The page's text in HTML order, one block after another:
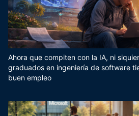
Ahora que compiten con la IA, ni
graduados en ingeniería de software
buen empleo